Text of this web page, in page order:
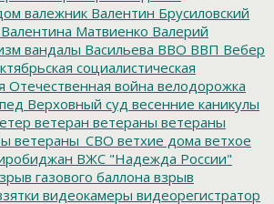
валежник Валентин Брусиловский
Валентина Матвиенко Валерий
вандалы Васильева ВВО ВВП Вебер
социалистическая
Отечественная война велодорожка
Верховный суд весенние каникулы
ветеран ветераны ветераны
ветераны_СВО ветхие дома ветхое
ВЖС "Надежда России"
газового баллона взрыв
видеокамеры видеорегистратор